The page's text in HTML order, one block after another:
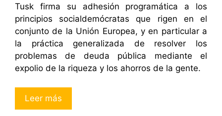
Tusk firma su adhesión programática a los
principios socialdemócratas que rigen en el
conjunto de la Unión Europea, y en particular a
la práctica generalizada de resolver los
problemas de deuda pública mediante el
expolio de la riqueza y los ahorros de la gente.
Leer más